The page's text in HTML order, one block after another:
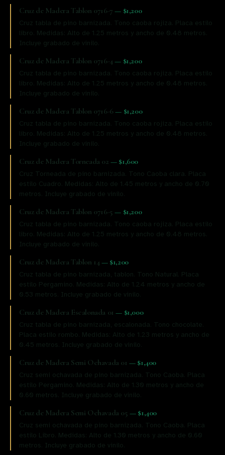
Cruz de Madera Tablon 0716-7 — $1,200
Cruz tabla de pino barnizada. Tono caoba rojiza. Placa estilo
libro. Medidas: Alto de 1.25 metros y ancho de 0.48 metros.
Incluye grabado de vinilo.
Cruz de Madera Tablon 0716-4 — $1,200
Cruz tabla de pino barnizada. Tono caoba rojiza. Placa estilo
libro. Medidas: Alto de 1.25 metros y ancho de 0.48 metros.
Incluye grabado de vinilo.
Cruz de Madera Tablon 0716-6— $1,200
Cruz tabla de pino barnizada. Tono caoba rojiza. Placa estilo
libro. Medidas: Alto de 1.25 metros y ancho de 0.48 metros.
Incluye grabado de vinilo.
Cruz de Madera Torneada 02 — $1,600
Cruz Torneada de pino barnizada. Tono Caoba clara. Placa
estilo Cuadro. Medidas: Alto de 1.45 metros y ancho de 0.70
metros. Incluye grabado de vinilo.
Cruz de Madera Tablon 0716-5 — $1,200
Cruz tabla de pino barnizada. Tono caoba rojiza. Placa estilo
libro. Medidas: Alto de 1.25 metros y ancho de 0.48 metros.
Incluye grabado de vinilo.
Cruz de Madera Tablon 14 — $1,200
Cruz tabla de pino barnizada, tablon. Tono Natural. Placa
estilo Pergamino. Medidas: Alto de 1.24 metros y ancho de
0.53 metros. Incluye grabado de vinilo.
Cruz de Madera Escalonada 01 — $1,000
Cruz tabla de pino barnizada, escalonada. Tono chocolate.
Placa estilo rombo. Medidas: Alto de 1.23 metros y ancho de
0.45 metros. Incluye grabado de vinilo.
Cruz de Madera Semi Ochavada 01 — $1,400
Cruz semi ochavada de pino barnizada. Tono Caoba. Placa
estilo Pergamino. Medidas: Alto de 1.30 metros y ancho de
0.60 metros. Incluye grabado de vinilo.
Cruz de Madera Semi Ochavada 05 — $1,400
Cruz semi ochavada de pino barnizada. Tono Caoba. Placa
estilo Libro. Medidas: Alto de 1.30 metros y ancho de 0.60
metros. Incluye grabado de vinilo.